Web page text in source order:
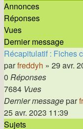
Annonces
Réponses
Vues
Dernier message
Récapitulatif : Fiches
parfreddyh » 29 avr.
0 Réponses
7684 Vues
Dernier messagepar
25 avr. 2023 11:39
Sujets